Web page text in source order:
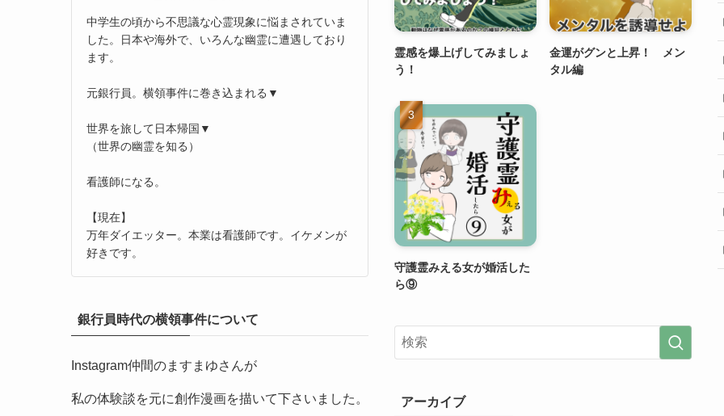
中学生の頃から不思議な心霊現象に悩まされていま
した。日本や海外で、いろんな幽霊に遭遇しており
ます。
元銀行員。横領事件に巻き込まれる▼
世界を旅して日本帰国▼
（世界の幽霊を知る）
看護師になる。
【現在】
万年ダイエッター。本業は看護師です。イケメンが
好きです。
銀行員時代の横領事件について
Instagram仲間のますまゆさんが
私の体験談を元に創作漫画を描いて下さいました。
霊感を爆上げしてみましょ
う！
金運がグンと上昇！ メン
タル編
守護霊みえる女が婚活した
ら⑨
アーカイブ